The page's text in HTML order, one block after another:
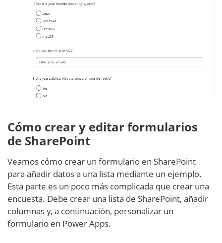
Cómo crear y editar formularios
de SharePoint
Veamos cómo crear un formulario en SharePoint
para añadir datos a una lista mediante un ejemplo.
Esta parte es un poco más complicada que crear una
encuesta. Debe crear una lista de SharePoint, añadir
columnas y, a continuación, personalizar un
formulario en Power Apps.